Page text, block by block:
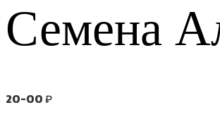
Семена
20-00₽